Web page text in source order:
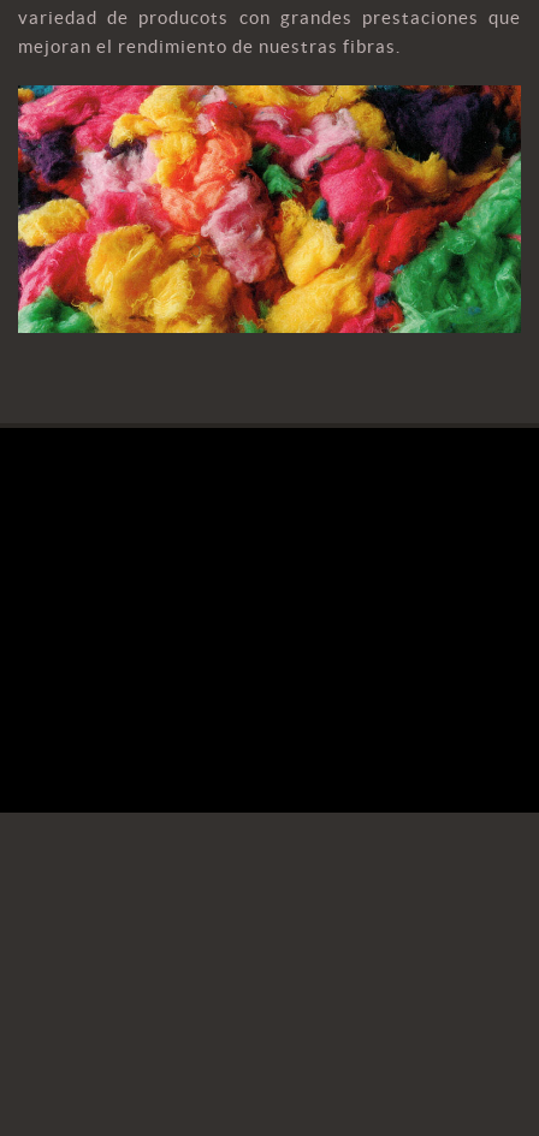
variedad de producots con grandes prestaciones que
mejoran el rendimiento de nuestras fibras.